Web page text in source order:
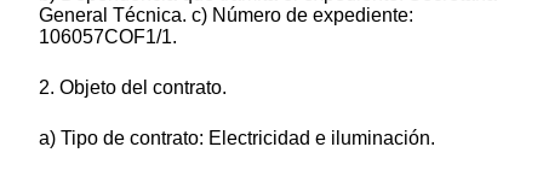
General Técnica. c) Número de expediente:
106057COF1/1.
2. Objeto del contrato.
a) Tipo de contrato: Electricidad e iluminación.